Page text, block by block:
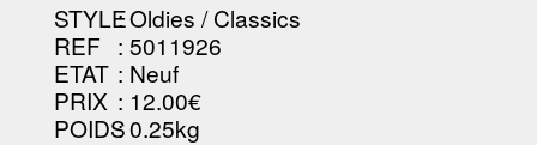
STYLE: Oldies / Classics
REF : 5011926
ETAT : Neuf
PRIX : 12.00€
POIDS: 0.25kg